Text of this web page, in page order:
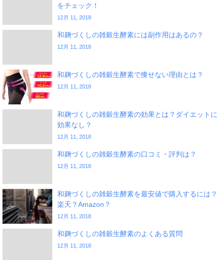
をチェック！
12月 11, 2018
和麹づくしの雑穀生酵素には副作用はあるの？
12月 11, 2018
和麹づくしの雑穀生酵素で痩せない理由とは？
12月 11, 2018
和麹づくしの雑穀生酵素の効果とは？ダイエットに
効果なし？
12月 11, 2018
和麹づくしの雑穀生酵素の口コミ・評判は？
12月 11, 2018
和麹づくしの雑穀生酵素を最安値で購入するには？
楽天？Amazon？
12月 11, 2018
和麹づくしの雑穀生酵素のよくある質問
12月 11, 2018